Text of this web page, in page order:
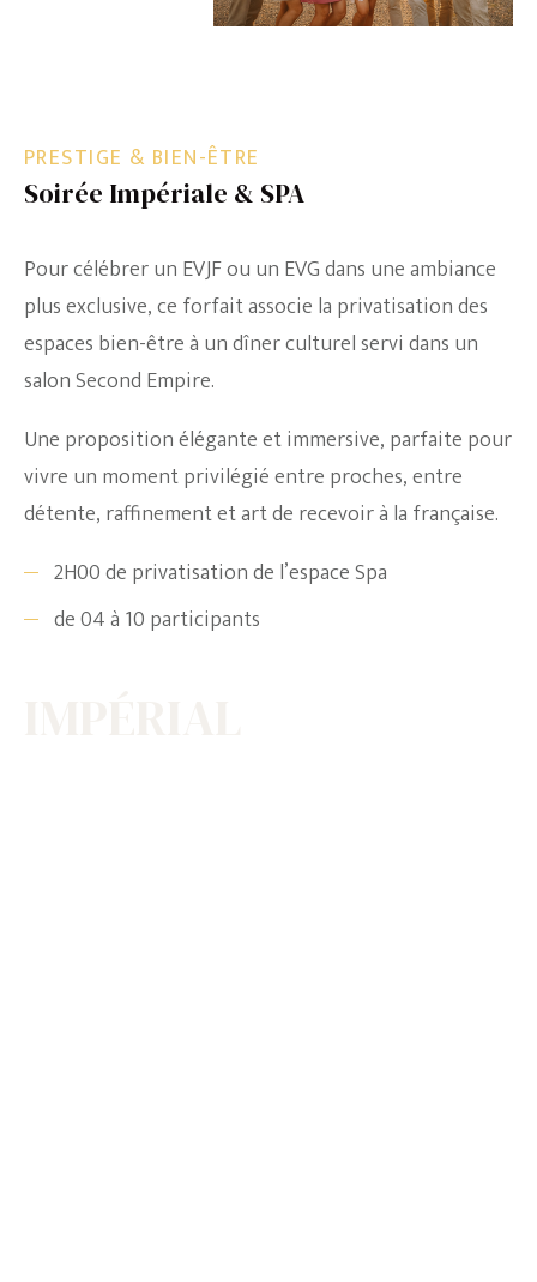
Soirée Impériale & SPA
PRESTIGE & BIEN-ÊTRE
Pour célébrer un EVJF ou un EVG dans une ambiance
plus exclusive, ce forfait associe la privatisation des
espaces bien-être à un dîner culturel servi dans un
salon Second Empire.
Une proposition élégante et immersive, parfaite pour
vivre un moment privilégié entre proches, entre
détente, raffinement et art de recevoir à la française.
2H00 de privatisation de l’espace Spa
de 04 à 10 participants